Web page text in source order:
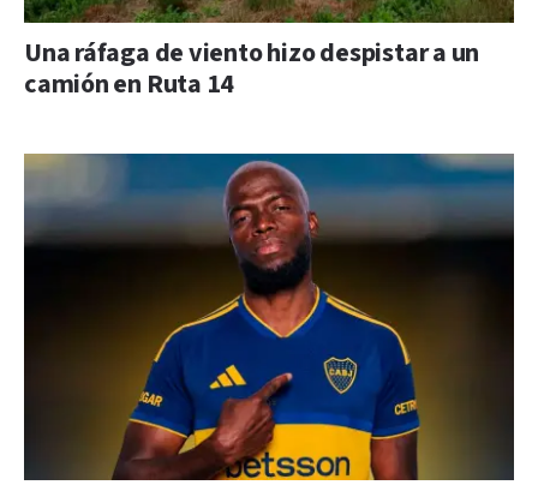
Una ráfaga de viento hizo despistar a un
camión en Ruta 14